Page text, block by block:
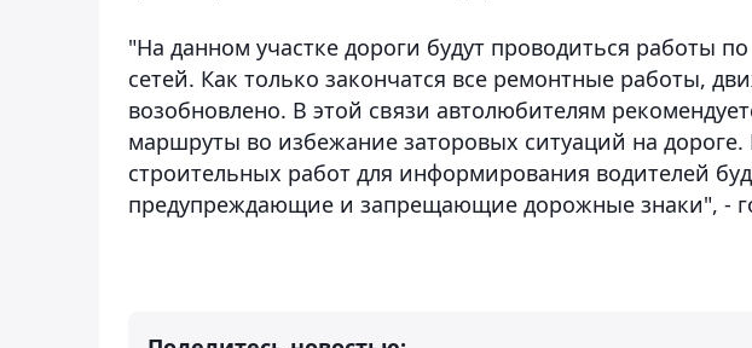
"На данном участке дороги будут проводиться работы
сетей. Как только закончатся все ремонтные работы,
возобновлено. В этой связи автолюбителям
маршруты во избежание заторовых ситуаций на
строительных работ для информирования водителей
предупреждающие и запрещающие дорожные знаки", -